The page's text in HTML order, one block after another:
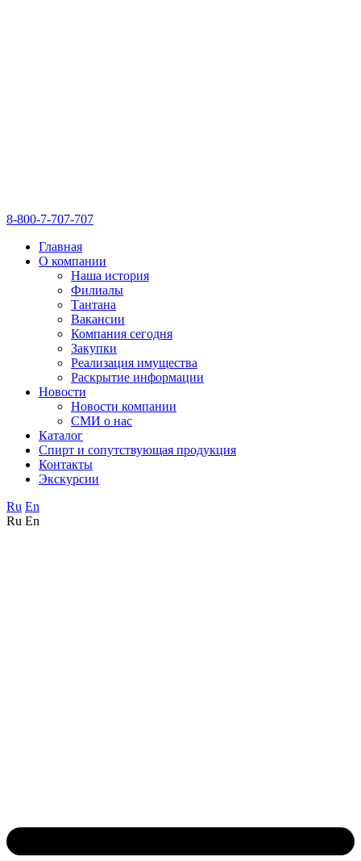
8-800-7-707-707
Главная
О компании
Наша история
Филиалы
Тантана
Вакансии
Компания сегодня
Закупки
Реализация имущества
Раскрытие информации
Новости
Новости компании
СМИ о нас
Каталог
Спирт и сопутствующая продукция
Контакты
Экскурсии
Ru En
Ru En